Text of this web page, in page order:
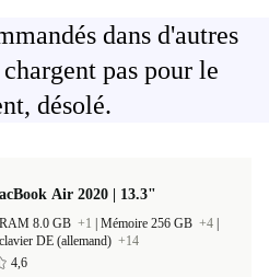
dans d'autres
pas pour le
désolé.
Air 2020 | 13.3"
8.0 GB +1 Mémoire 256 GB +4
DE (allemand) +14
4,6